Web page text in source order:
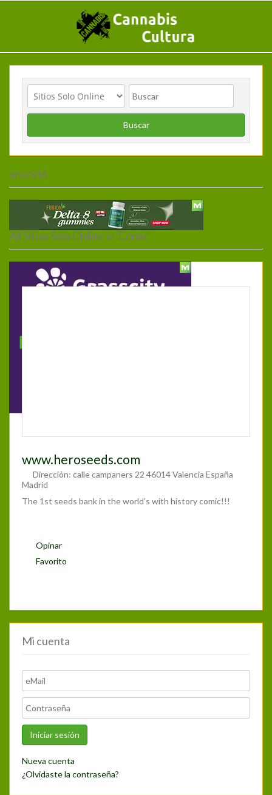
Buscar
anuncio
Sitios Solo Online> comic
All Sitios Solo Online in 'Comic'
www.heroseeds.com
Dirección: calle campaners 22 46014 Valencia España
Madrid
The 1st seeds bank in the world’s with history comic!!!
Opinar
Favorito
Mi cuenta
Nueva cuenta
¿Olvidaste la contraseña?